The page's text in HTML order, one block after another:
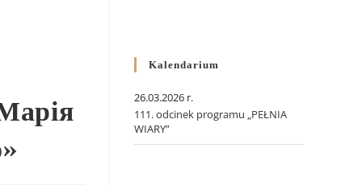
Kalendarium
26.03.2026 r.
111. odcinek programu „PEŁNIA
WIARY”